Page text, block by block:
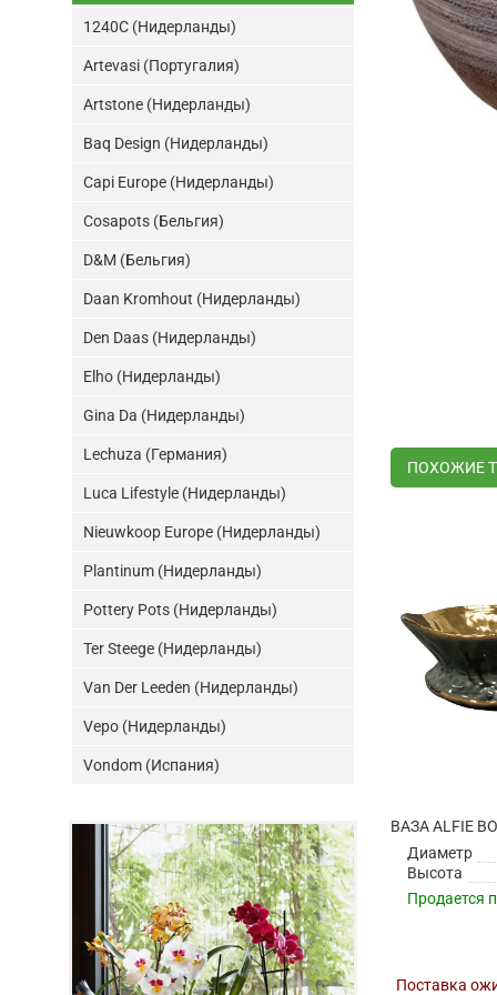
ПОХОЖИЕ
Диаметр
Высота
Продается
Поставка
1240C (Нидерланды)
Artevasi (Португалия)
Artstone (Нидерланды)
Baq Design (Нидерланды)
Capi Europe (Нидерланды)
Cosapots (Бельгия)
D&M (Бельгия)
Daan Kromhout (Нидерланды)
Den Daas (Нидерланды)
Elho (Нидерланды)
Gina Da (Нидерланды)
Lechuza (Германия)
Luca Lifestyle (Нидерланды)
Nieuwkoop Europe (Нидерланды)
Plantinum (Нидерланды)
Pottery Pots (Нидерланды)
Ter Steege (Нидерланды)
Van Der Leeden (Нидерланды)
Vepo (Нидерланды)
Vondom (Испания)